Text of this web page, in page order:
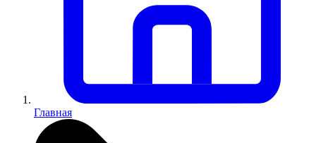
Главная